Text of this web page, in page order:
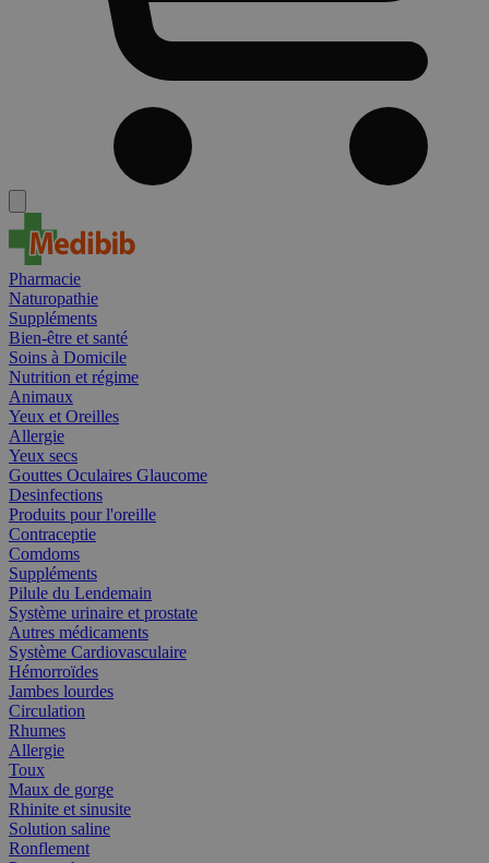
Pharmacie
Naturopathie
Suppléments
Bien-être et santé
Soins à Domicile
Nutrition et régime
Animaux
Yeux et Oreilles
Allergie
Yeux secs
Gouttes Oculaires Glaucome
Desinfections
Produits pour l'oreille
Contraceptie
Comdoms
Suppléments
Pilule du Lendemain
Système urinaire et prostate
Autres médicaments
Système Cardiovasculaire
Hémorroïdes
Jambes lourdes
Circulation
Rhumes
Allergie
Toux
Maux de gorge
Rhinite et sinusite
Solution saline
Ronflement